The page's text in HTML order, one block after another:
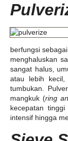
berfungsi
menghaluskan
sangat halus,
atau lebih kecil,
tumbukan.
mangkuk (ring
kecepatan
intensif hingga